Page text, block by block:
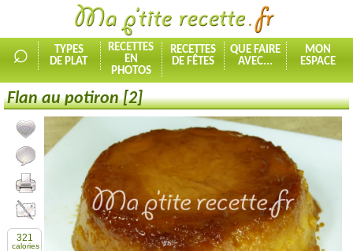
⌕
TYPES
DE PLAT
RECETTES
EN
PHOTOS
RECETTES
DE FÊTES
QUE FAIRE
AVEC...
MON
ESPACE
Flan au potiron [2]
Ajouter la recette à mes favorites
Commenter, noter la recette
Imprimer la recette
Partager cette recette
321
calories